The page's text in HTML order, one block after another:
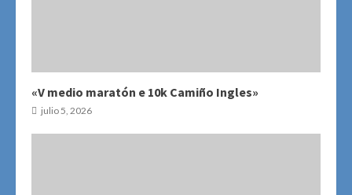
«V medio maratón e 10k Camiño Ingles»
julio 5, 2026